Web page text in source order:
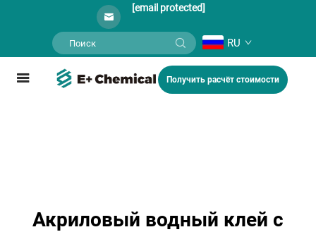
[email protected]
RU
Получить расчёт стоимости
Акриловый водный клей с